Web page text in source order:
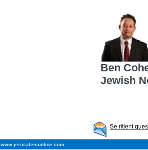
Ben
Jewish
Se ritieni
www.jerusalemonline.com